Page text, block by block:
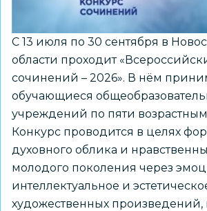
области
С 13 июля по 30 сентября в
области проходит
сочинений – 2026». В нём
обучающиеся
учреждений по пяти
Конкурс проводится в целях
духовного облика и
молодого поколения через
интеллектуальное и
художественных произведений,